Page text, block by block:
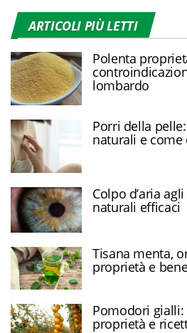
ARTICOLI PIÙ LETTI
Polenta
lombardo
Porri della
naturali e
Colpo d’aria
naturali efficaci
Tisana menta,
proprietà e
Pomodori gialli:
proprietà e